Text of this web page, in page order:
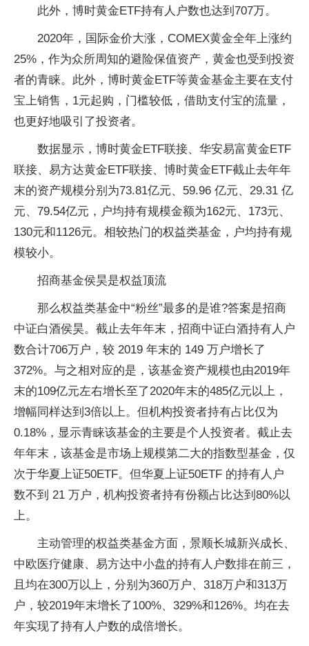
此外，博时黄金ETF持有人户数也达到707万。
2020年，国际金价大涨，COMEX黄金全年上涨约
25%，作为众所周知的避险保值资产，黄金也受到投资
者的青睐。此外，博时黄金ETF等黄金基金主要在支付
宝上销售，1元起购，门槛较低，借助支付宝的流量，
也更好地吸引了投资者。
数据显示，博时黄金ETF联接、华安易富黄金ETF
联接、易方达黄金ETF联接、博时黄金ETF截止去年年
末的资产规模分别为73.81亿元、59.96 亿元、29.31 亿
元、79.54亿元，户均持有规模金额为162元、173元、
130元和1126元。相较热门的权益类基金，户均持有规
模较小。
招商基金侯昊是权益顶流
那么权益类基金中“粉丝”最多的是谁?答案是招商
中证白酒侯昊。截止去年年末，招商中证白酒持有人户
数合计706万户，较 2019 年末的 149 万户增长了
372%。与之相对应的是，该基金资产规模也由2019年
末的109亿元左右增长至了2020年末的485亿元以上，
增幅同样达到3倍以上。但机构投资者持有占比仅为
0.18%，显示青睐该基金的主要是个人投资者。截止去
年年末，该基金是市场上规模第二大的指数型基金，仅
次于华夏上证50ETF。但华夏上证50ETF 的持有人户
数不到 21 万户，机构投资者持有份额占比达到80%以
上。
主动管理的权益类基金方面，景顺长城新兴成长、
中欧医疗健康、易方达中小盘的持有人户数排在前三，
且均在300万以上，分别为360万户、318万户和313万
户，较2019年末增长了100%、329%和126%。均在去
年实现了持有人户数的成倍增长。